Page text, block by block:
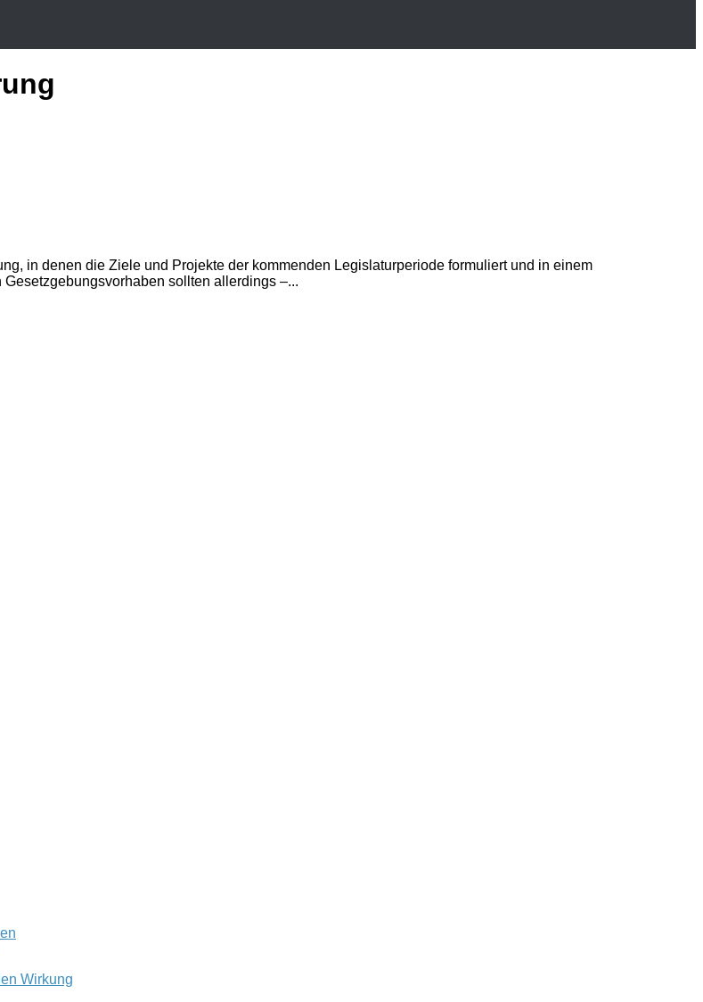
in denen die Ziele und Projekte der kommenden Legislaturperiode formuliert und in einem
sollten allerdings –...
Wirkung